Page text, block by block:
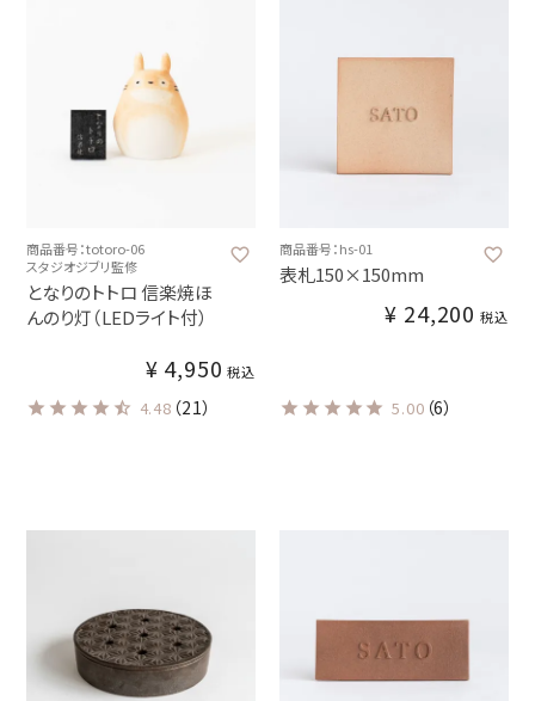
商品番号：totoro-06
スタジオジブリ監修
となりのトトロ 信楽焼ほ
んのり灯（LEDライト付）
¥ 4,950 税込
4.48 （21）
商品番号：hs-01
表札150×150mm
¥ 24,200 税込
5.00 （6）